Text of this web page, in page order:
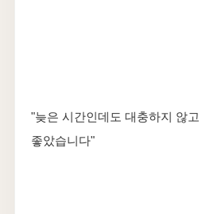
"늦은 시간인데도 대충하지 않
좋았습니다"